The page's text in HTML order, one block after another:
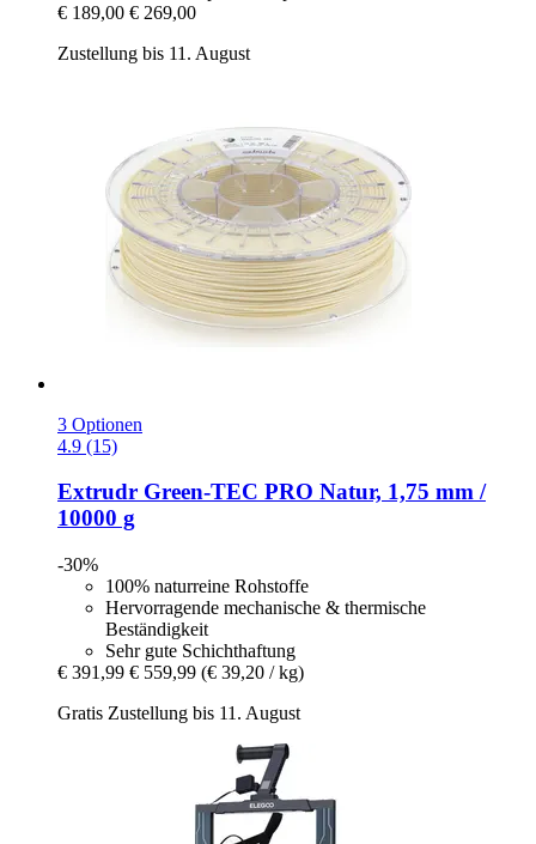
€ 189,00 € 269,00
Zustellung bis 11. August
3 Optionen
4.9 (15)
Extrudr Green-​TEC PRO Natur, 1,75 mm /
10000 g
-30%
100% naturreine Rohstoffe
Hervorragende mechanische & thermische
Beständigkeit
Sehr gute Schichthaftung
€ 391,99 € 559,99 (€ 39,20 / kg)
Gratis Zustellung bis 11. August